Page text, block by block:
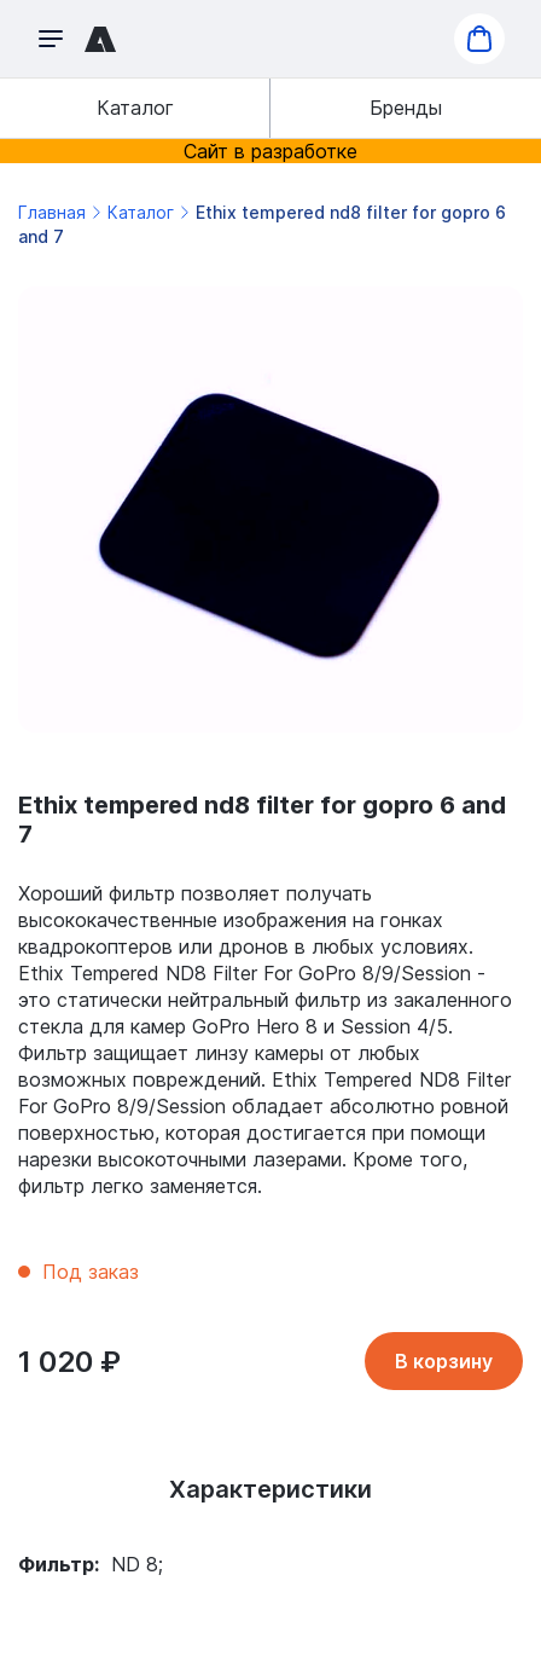
Каталог
Бренды
Сайт в разработке
Главная Каталог
Ethix tempered nd8 filter for gopro 6
and 7
Ethix tempered nd8 filter for gopro 6 and
7
Хороший фильтр позволяет получать
высококачественные изображения на гонках
квадрокоптеров или дронов в любых условиях.
Ethix Tempered ND8 Filter For GoPro 8/9/Session -
это статически нейтральный фильтр из закаленного
стекла для камер GoPro Hero 8 и Session 4/5.
Фильтр защищает линзу камеры от любых
возможных повреждений. Ethix Tempered ND8 Filter
For GoPro 8/9/Session обладает абсолютно ровной
поверхностью, которая достигается при помощи
нарезки высокоточными лазерами. Кроме того,
фильтр легко заменяется.
Под заказ
1 020 ₽ В корзину
Характеристики
Фильтр: ND 8;